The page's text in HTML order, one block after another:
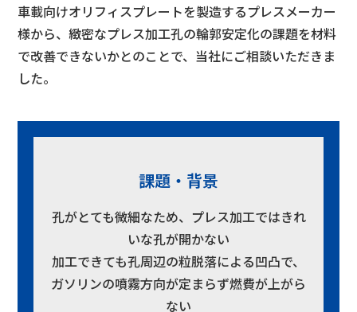
車載向けオリフィスプレートを製造するプレスメーカー
様から、緻密なプレス加工孔の輪郭安定化の課題を材料
で改善できないかとのことで、当社にご相談いただきま
した。
課題・背景
孔がとても微細なため、プレス加工ではきれ
いな孔が開かない
加工できても孔周辺の粒脱落による凹凸で、
ガソリンの噴霧方向が定まらず燃費が上がら
ない